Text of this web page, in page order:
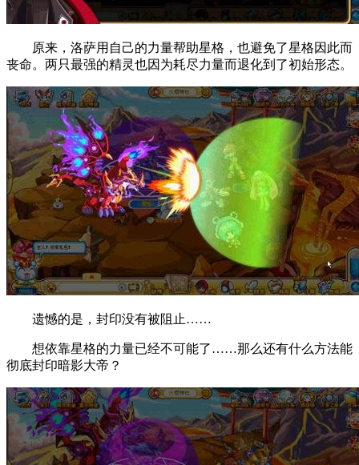
原来，洛萨用自己的力量帮助星格，也避免了星格因此而
丧命。两只最强的精灵也因为耗尽力量而退化到了初始形态。
遗憾的是，封印没有被阻止……
想依靠星格的力量已经不可能了……那么还有什么方法能
彻底封印暗影大帝？